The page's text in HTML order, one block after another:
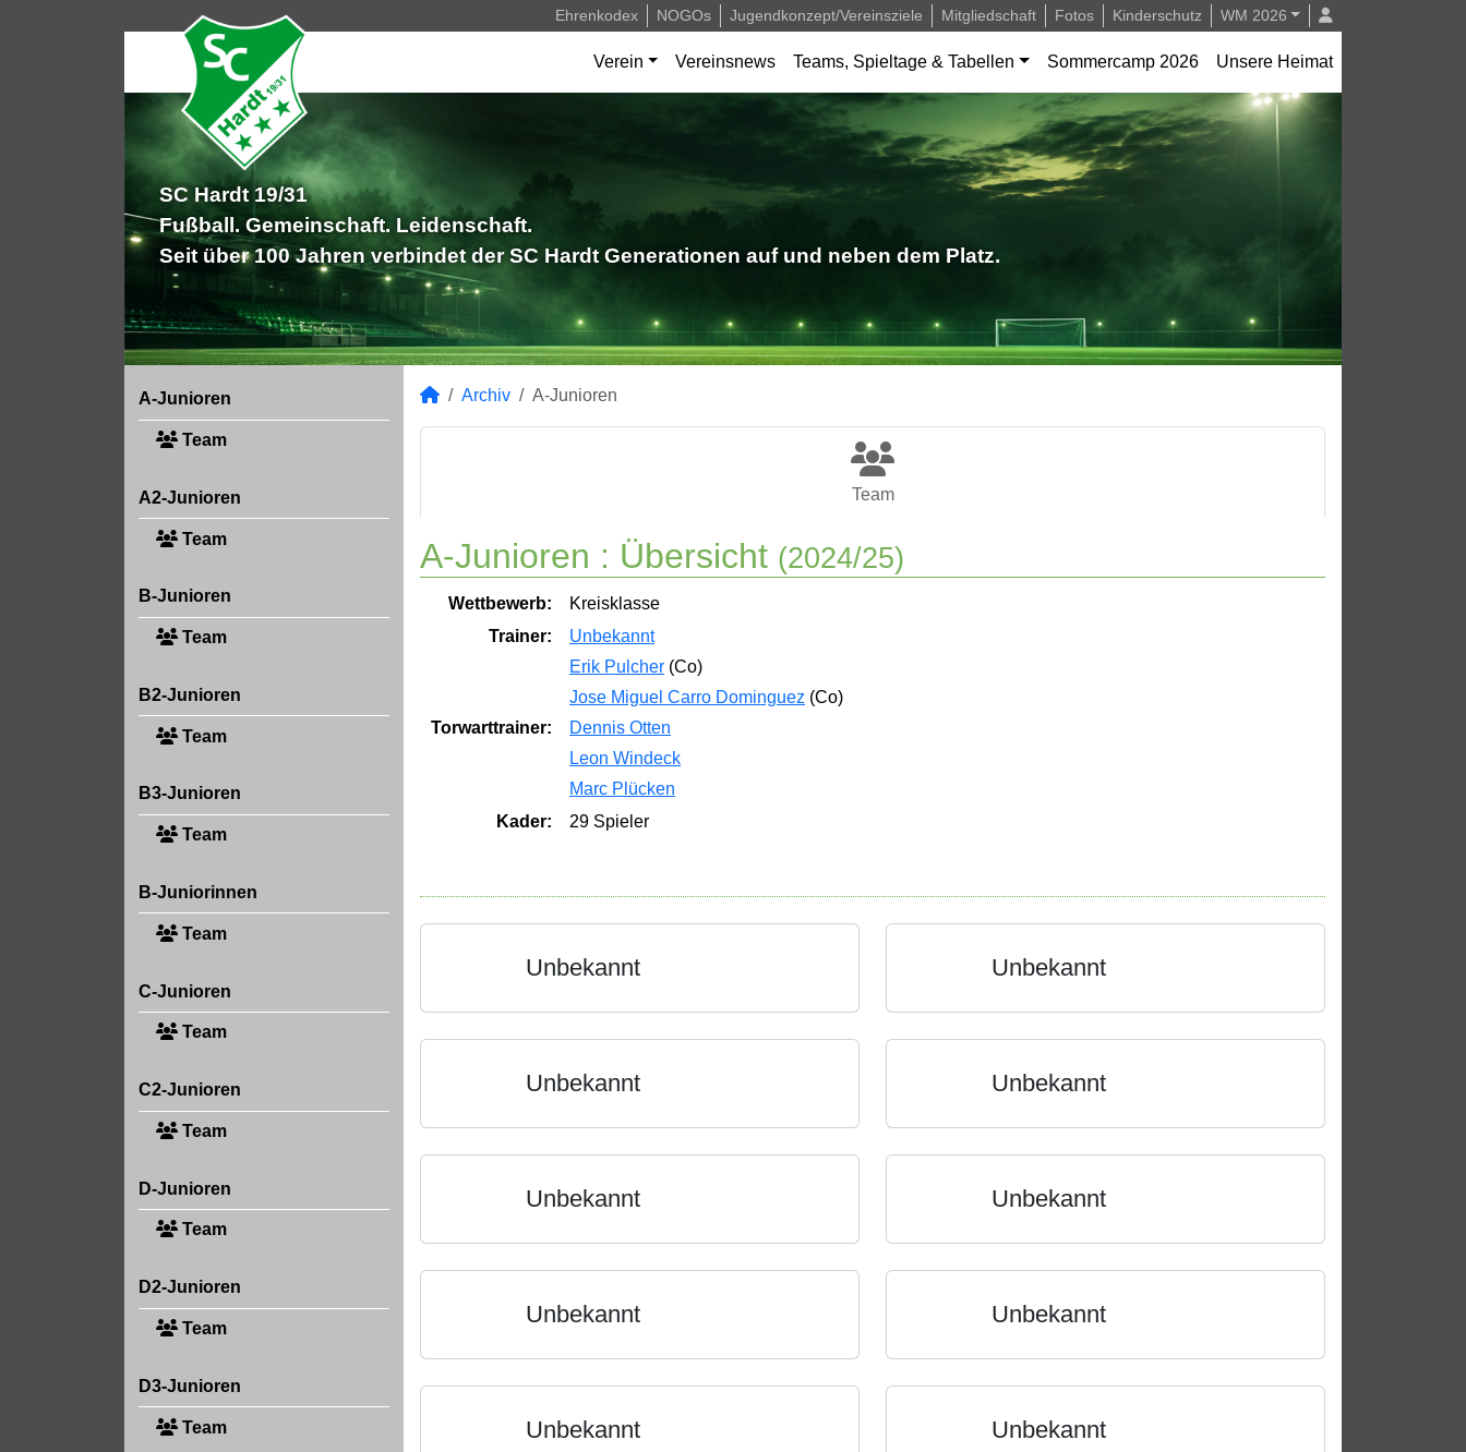
Ehrenkodex NOGOs Jugendkonzept/Vereinsziele Mitgliedschaft Fotos Kinderschutz WM 2026
Verein Vereinsnews Teams, Spieltage & Tabellen Sommercamp 2026 Unsere Heimat
SC Hardt 19/31
Fußball. Gemeinschaft. Leidenschaft.
Seit über 100 Jahren verbindet der SC Hardt Generationen auf und neben dem Platz.
A-Junioren
Team
A2-Junioren
Team
B-Junioren
Team
B2-Junioren
Team
B3-Junioren
Team
B-Juniorinnen
Team
C-Junioren
Team
C2-Junioren
Team
D-Junioren
Team
D2-Junioren
Team
D3-Junioren
Team
Archiv A-Junioren
Team
A-Junioren : Übersicht (2024/25)
Wettbewerb:
Kreisklasse
Trainer:
Unbekannt
Erik Pulcher (Co)
Jose Miguel Carro Dominguez (Co)
Torwarttrainer:
Dennis Otten
Leon Windeck
Marc Plücken
Kader:
29 Spieler
Unbekannt Unbekannt
Unbekannt Unbekannt
Unbekannt Unbekannt
Unbekannt Unbekannt
Unbekannt Unbekannt